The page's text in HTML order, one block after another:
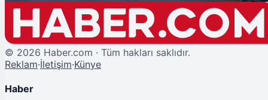
© 2026 Haber.com · Tüm hakları saklıdır.
Reklam·İletişim·Künye
Haber